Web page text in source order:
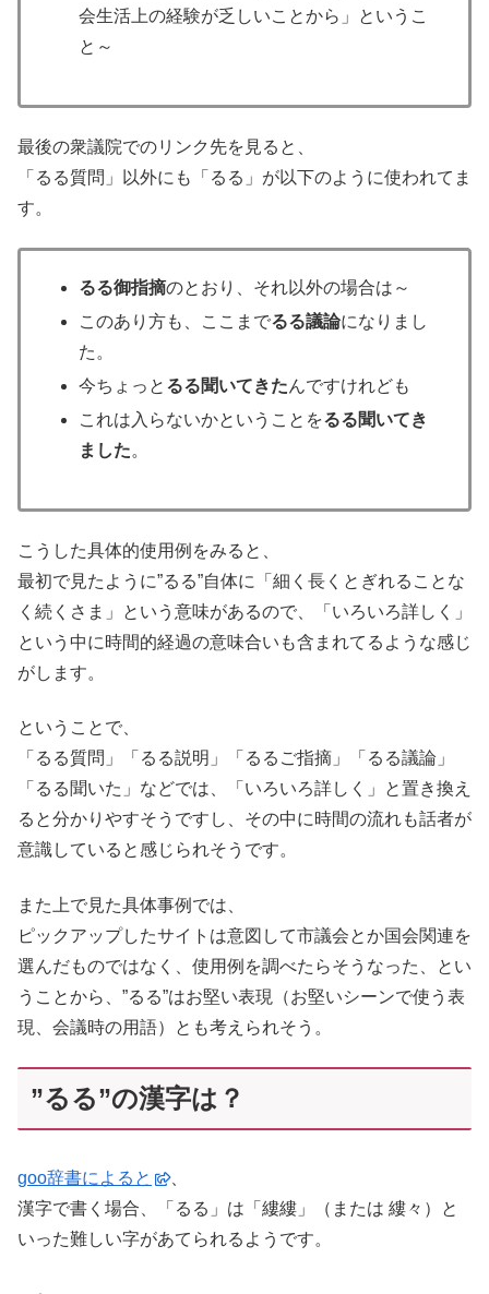
会生活上の経験が乏しいことから」というこ
と～
最後の衆議院でのリンク先を見ると、
「るる質問」以外にも「るる」が以下のように使われてま
す。
るる御指摘のとおり、それ以外の場合は～
このあり方も、ここまでるる議論になりまし
た。
今ちょっと るる聞いてきたんですけれども
これは入らないかということをるる聞いてき
ました。
こうした具体的使用例をみると、
最初で見たように”るる”自体に「細く長くとぎれることな
く続くさま」という意味があるので、「いろいろ詳しく」
という中に時間的経過の意味合いも含まれてるような感じ
がします。
ということで、
「るる質問」「るる説明」「るるご指摘」「るる議論」
「るる聞いた」などでは、「いろいろ詳しく」と置き換え
ると分かりやすそうですし、その中に時間の流れも話者が
意識していると感じられそうです。
また上で見た具体事例では、
ピックアップしたサイトは意図して市議会とか国会関連を
選んだものではなく、使用例を調べたらそうなった、とい
うことから、”るる”はお堅い表現（お堅いシーンで使う表
現、会議時の用語）とも考えられそう。
”るる”の漢字は？
goo辞書によると
、
漢字で書く場合、「るる」は「縷縷」（または 縷々）と
いった難しい字があてられるようです。